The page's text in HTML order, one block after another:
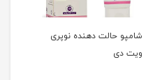
شامپو حالت دهنده نوپری
ویت دی